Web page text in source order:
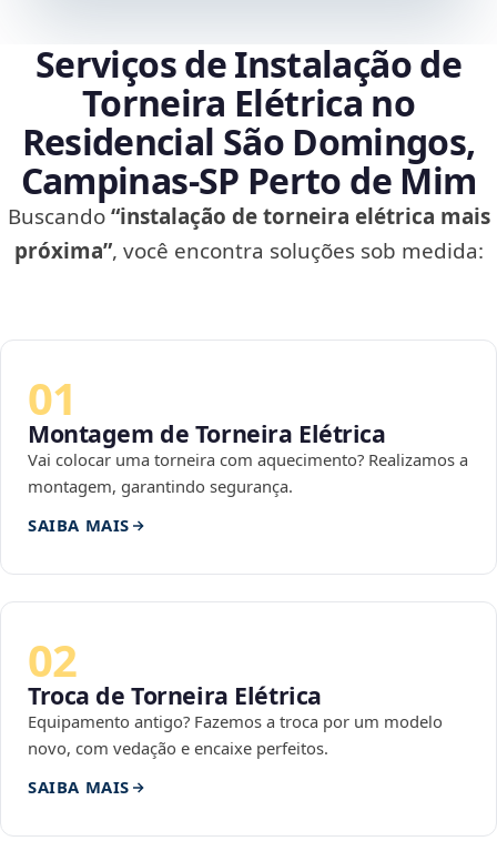
Serviços de Instalação de
Torneira Elétrica no
Residencial São Domingos,
Campinas‑SP Perto de Mim
Buscando“instalação de torneira elétrica mais
próxima”, você encontra soluções sob medida:
01
Montagem de Torneira Elétrica
Vai colocar uma torneira com aquecimento? Realizamos a
montagem, garantindo segurança.
SAIBA MAIS
02
Troca de Torneira Elétrica
Equipamento antigo? Fazemos a troca por um modelo
novo, com vedação e encaixe perfeitos.
SAIBA MAIS